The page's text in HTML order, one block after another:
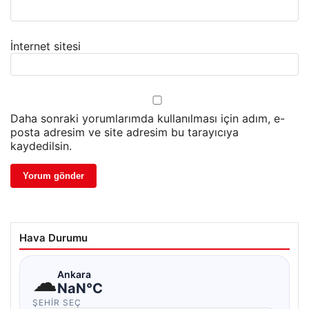
İnternet sitesi
Daha sonraki yorumlarımda kullanılması için adım, e-
posta adresim ve site adresim bu tarayıcıya
kaydedilsin.
Hava Durumu
☁Ankara
NaN°C
ŞEHIR SEÇ